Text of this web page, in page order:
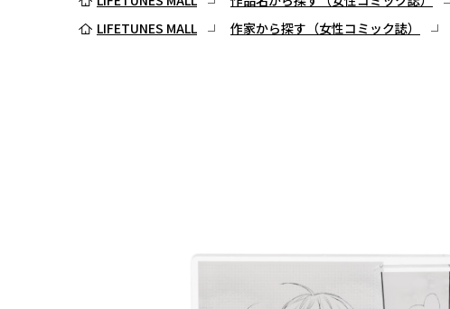
LIFETUNES MALL
作家から探す（女性コミック誌）